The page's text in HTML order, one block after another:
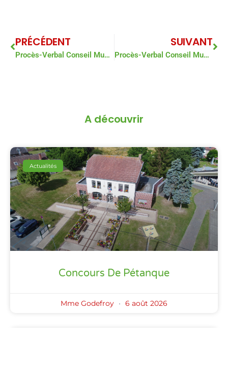
PRÉCÉDENT
Procès-Verbal Conseil Municipal du 14 Novembre 2024
SUIVANT
Procès-Verbal Conseil Municipal du 19 décembre 2024
A découvrir
Actualités
Concours De Pétanque
Mme Godefroy 6 août 2026